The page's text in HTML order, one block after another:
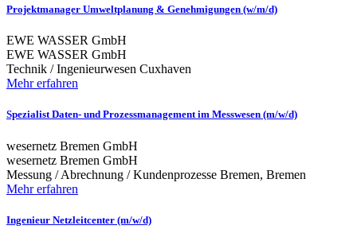
Projektmanager Umweltplanung & Genehmigungen (w/m/d)
EWE WASSER GmbH
EWE WASSER GmbH
Technik / Ingenieurwesen Cuxhaven
Mehr erfahren
Spezialist Daten- und Prozessmanagement im Messwesen (m/w/d)
wesernetz Bremen GmbH
wesernetz Bremen GmbH
Messung / Abrechnung / Kundenprozesse Bremen, Bremen
Mehr erfahren
Ingenieur Netzleitcenter (m/w/d)